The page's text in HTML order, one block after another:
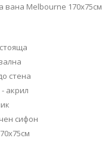
вана Melbourne 170x75см
стена
акрил
сифон